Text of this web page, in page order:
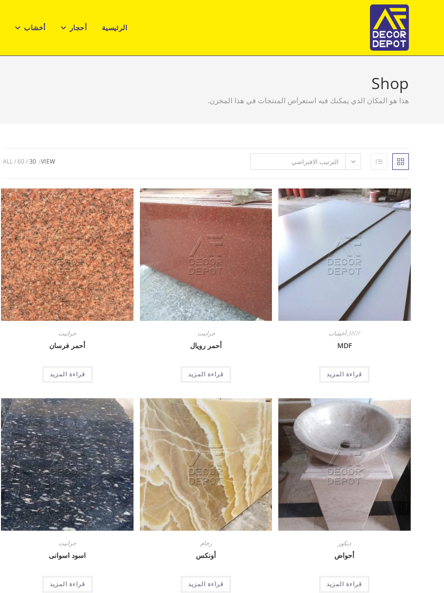
الرئيسية أحجار أخشاب
Shop
هذا هو المكان الذي يمكنك فيه استعراض المنتجات في هذا المخزن.
الترتيب الافتراضي VIEW:
30
60
ALL
MDF
,أخشاب
MDF
قراءة المزيد
جرانيت
أحمر رويال
قراءة المزيد
جرانيت
أحمر فرسان
قراءة المزيد
ديكور
أحواض
قراءة المزيد
رخام
أونكس
قراءة المزيد
جرانيت
اسود اسوانى
قراءة المزيد